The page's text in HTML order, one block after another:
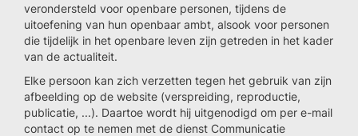
verondersteld voor openbare personen, tijdens de
uitoefening van hun openbaar ambt, alsook voor personen
die tijdelijk in het openbare leven zijn getreden in het kader
van de actualiteit.
Elke persoon kan zich verzetten tegen het gebruik van zijn
afbeelding op de website (verspreiding, reproductie,
publicatie, ...). Daartoe wordt hij uitgenodigd om per e-mail
contact op te nemen met de dienst Communicatie